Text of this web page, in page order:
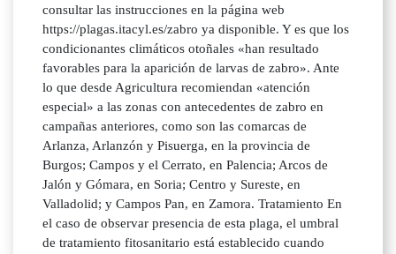
consultar las instrucciones en la página web
https://plagas.itacyl.es/zabro ya disponible. Y es que los
condicionantes climáticos otoñales «han resultado
favorables para la aparición de larvas de zabro». Ante
lo que desde Agricultura recomiendan «atención
especial» a las zonas con antecedentes de zabro en
campañas anteriores, como son las comarcas de
Arlanza, Arlanzón y Pisuerga, en la provincia de
Burgos; Campos y el Cerrato, en Palencia; Arcos de
Jalón y Gómara, en Soria; Centro y Sureste, en
Valladolid; y Campos Pan, en Zamora. Tratamiento En
el caso de observar presencia de esta plaga, el umbral
de tratamiento fitosanitario está establecido cuando